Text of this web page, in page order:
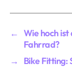
← Wie hoch
Fahrrad?
→
Bike Fitting: